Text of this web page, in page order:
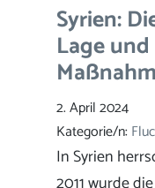
Syrien:
Lage
2. April 2024
Kategorie/n:
In Syrien